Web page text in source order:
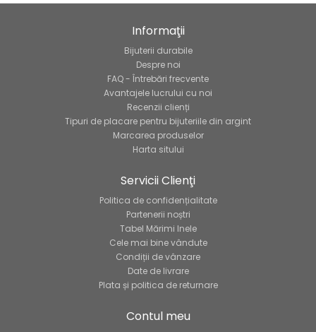
Informaţii
Bijuterii durabile
Despre noi
FAQ - Întrebări frecvente
Avantajele lucrului cu noi
Recenzii clienți
Tipuri de placare pentru bijuteriile din argint
Marcarea produselor
Harta sitului
Servicii Clienţi
Politica de confidențialitate
Partenerii noștri
Tabel Mărimi Inele
Cele mai bine vândute
Condiții de vânzare
Date de livrare
Plata și politica de returnare
Contul meu